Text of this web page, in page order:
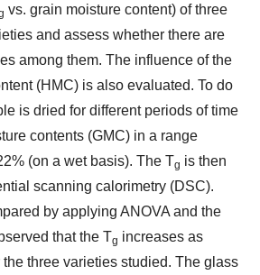
vs. grain moisture content) of three
and assess whether there are
among them. The influence of the
(HMC) is also evaluated. To do
is dried for different periods of time
contents (GMC) in a range
(on a wet basis). The Tg is then
scanning calorimetry (DSC).
by applying ANOVA and the
that the Tg increases as
three varieties studied. The glass